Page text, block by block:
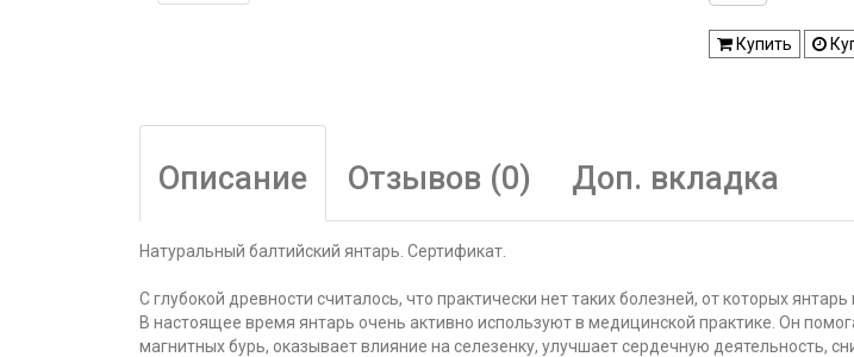
Купить
Описание Отзывов (0) Доп. вкладка
Натуральный балтийский янтарь. Сертификат.
С глубокой древности считалось, что практически нет таких болезней, от которых янтарь
В настоящее время янтарь очень активно используют в медицинской практике. Он
магнитных бурь, оказывает влияние на селезенку, улучшает сердечную деятельность,